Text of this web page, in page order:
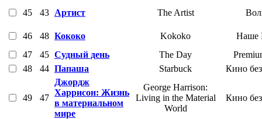
45 43 Артист The Artist
46 48 Кококо Kokoko
Наше
47
45 Судный день The Day
48
44 Папаша Starbuck Кино
49 47
Джордж
Харрисон: Жизнь
в материальном
мире
George Harrison:
Living in the Material
World
Кино